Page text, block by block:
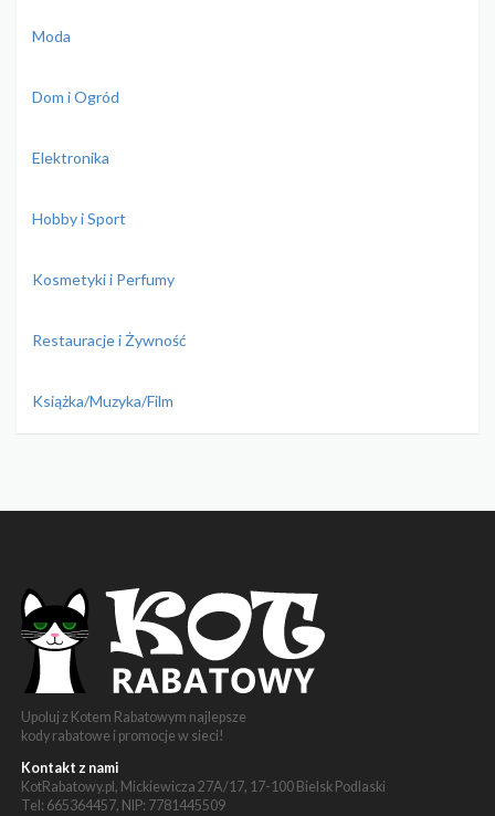
Moda
Dom i Ogród
Elektronika
Hobby i Sport
Kosmetyki i Perfumy
Restauracje i Żywność
Książka/Muzyka/Film
Upoluj z Kotem Rabatowym najlepsze
kody rabatowe i promocje w sieci!
Kontakt z nami
KotRabatowy.pl, Mickiewicza 27A/17, 17-100 Bielsk Podlaski
Tel: 665364457, NIP: 7781445509